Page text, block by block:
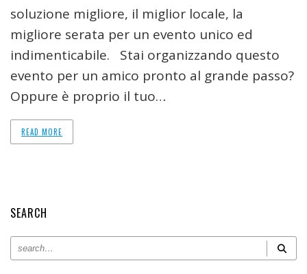
soluzione migliore, il miglior locale, la
migliore serata per un evento unico ed
indimenticabile. Stai organizzando questo
evento per un amico pronto al grande passo?
Oppure è proprio il tuo…
READ MORE
SEARCH